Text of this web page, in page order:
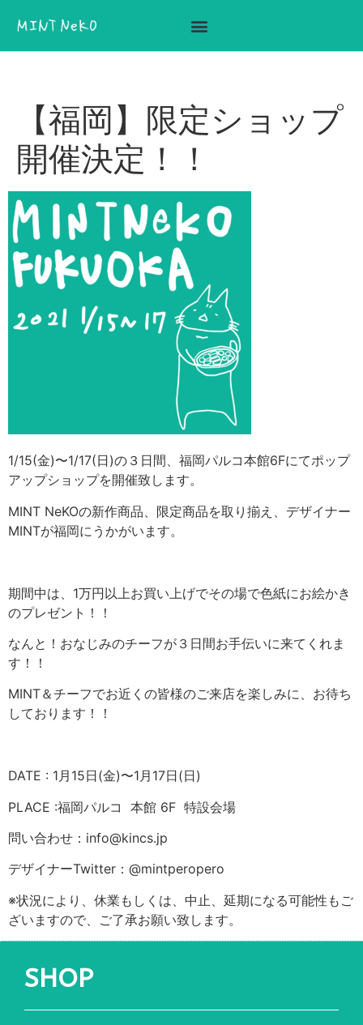
【福岡】限定ショップ
開催決定！！
1/15(金)〜1/17(日)の３日間、福岡パルコ本館6Fにてポップ
アップショップを開催致します。
MINT NeKOの新作商品、限定商品を取り揃え、デザイナー
MINTが福岡にうかがいます。
期間中は、1万円以上お買い上げでその場で色紙にお絵かき
のプレゼント！！
なんと！おなじみのチーフが３日間お手伝いに来てくれま
す！！
MINT＆チーフでお近くの皆様のご来店を楽しみに、お待ち
しております！！
DATE : 1月15日(金)〜1月17日(日)
PLACE :福岡パルコ 本館 6F 特設会場
問い合わせ：info@kincs.jp
デザイナーTwitter：@mintperopero
※状況により、休業もしくは、中止、延期になる可能性もご
ざいますので、ご了承お願い致します。
SHOP